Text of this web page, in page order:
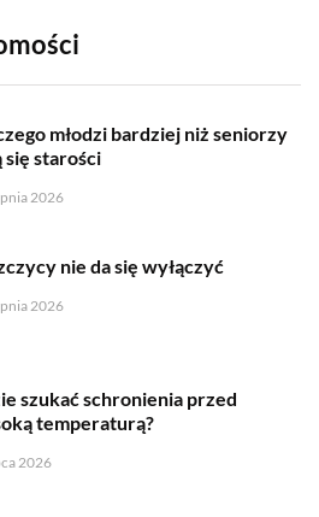
młodzi bardziej niż seniorzy
się starości
2026
nie da się wyłączyć
2026
szukać schronienia przed
temperaturą?
2026